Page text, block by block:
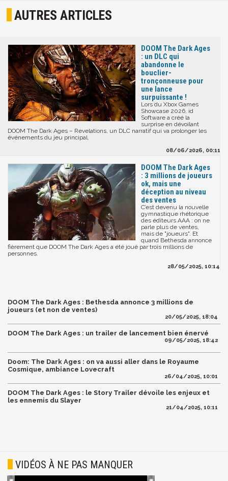
AUTRES ARTICLES
DOOM The Dark Ages
: un DLC qui
abandonne le
bouclier-
tronçonneuse pour
une lance
surpuissante !
Lors du Xbox Games
Showcase 2026, id
Software a créé la
surprise en dévoilant
DOOM The Dark Ages – Revelations, un DLC narratif qui va prolonger les
événements du jeu principal.
08/06/2026, 00:11
DOOM The Dark Ages
: 3 millions de joueurs
ok, mais une
déception au niveau
des ventes
C’est devenu la nouvelle
gymnastique rhétorique
des éditeurs AAA : on ne
parle plus de ventes,
mais de "joueurs". Et
quand Bethesda annonce
fièrement que DOOM The Dark Ages a été joué par trois millions de
personnes.
28/05/2025, 10:14
DOOM The Dark Ages : Bethesda annonce 3 millions de
joueurs (et non de ventes)
20/05/2025, 18:04
DOOM The Dark Ages : un trailer de lancement bien énervé
09/05/2025, 18:42
Doom: The Dark Ages : on va aussi aller dans le Royaume
Cosmique, ambiance Lovecraft
26/04/2025, 10:01
DOOM The Dark Ages : le Story Trailer dévoile les enjeux et
les ennemis du Slayer
21/04/2025, 10:11
VIDÉOS À NE PAS MANQUER